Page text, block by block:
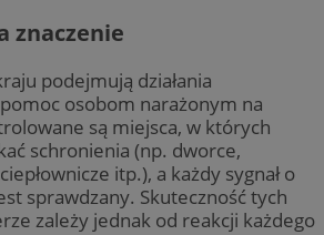
znaczenie
podejmują działania
osobom narażonym na
są miejsca, w których
schronienia (np. dworce,
itp.), a każdy sygnał o
sprawdzany. Skuteczność tych
zależy jednak od reakcji każdego